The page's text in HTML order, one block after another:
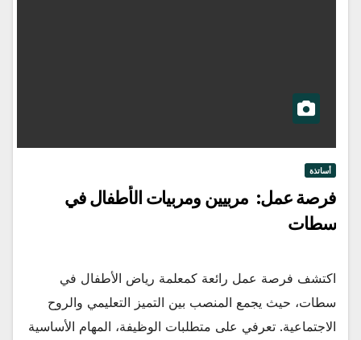
أساتذة
فرصة عمل: مربيين ومربيات الأطفال في
سطات
اكتشف فرصة عمل رائعة كمعلمة رياض الأطفال في
سطات، حيث يجمع المنصب بين التميز التعليمي والروح
الاجتماعية. تعرفي على متطلبات الوظيفة، المهام الأساسية